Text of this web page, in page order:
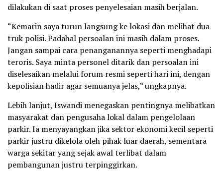
dilakukan di saat proses penyelesaian masih berjalan.
“Kemarin saya turun langsung ke lokasi dan melihat dua
truk polisi. Padahal persoalan ini masih dalam proses.
Jangan sampai cara penanganannya seperti menghadapi
teroris. Saya minta personel ditarik dan persoalan ini
diselesaikan melalui forum resmi seperti hari ini, dengan
kepolisian hadir agar semuanya jelas,” ungkapnya.
Lebih lanjut, Iswandi menegaskan pentingnya melibatkan
masyarakat dan pengusaha lokal dalam pengelolaan
parkir. Ia menyayangkan jika sektor ekonomi kecil seperti
parkir justru dikelola oleh pihak luar daerah, sementara
warga sekitar yang sejak awal terlibat dalam
pembangunan justru terpinggirkan.